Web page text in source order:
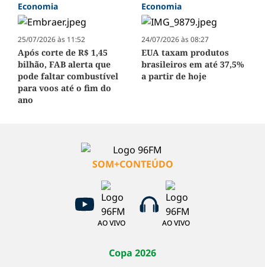
Economia
25/07/2026 às 11:52
Após corte de R$ 1,45
bilhão, FAB alerta que
pode faltar combustível
para voos até o fim do
ano
Economia
24/07/2026 às 08:27
EUA taxam produtos
brasileiros em até 37,5%
a partir de hoje
SOM+CONTEÚDO
AO VIVO AO VIVO
Copa 2026